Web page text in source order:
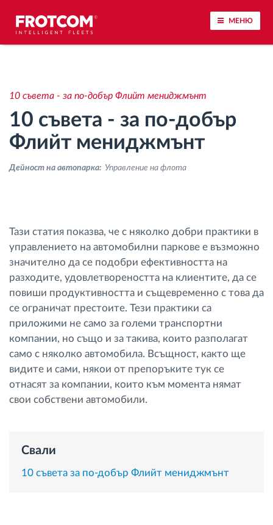
МЕНЮ
Анализ на стила на шофиране
Наблюдение на времената за шофиране
Контрол на достъпа
Планиране на маршрути и мониторинг
Автоматична идентификация на шофьора
Разберете за всички функционалности
Как отговаряме на нуждите на всяка
флота
10 съвета - за по-добър Флийт мениджмънт
10 съвета - за по-добър
Флийт мениджмънт
Дейност на автопарка: Управление на флота
Тази статия показва, че с няколко добри практики в
управлението на автомобилни паркове е възможно
значително да се подобри ефективността на
разходите, удовлетвореността на клиентите, да се
повиши продуктивността и същевременно с това да
се ограничат престоите. Тези практики са
приложими не само за големи транспортни
компании, но също и за такива, които разполагат
само с няколко автомобила. Всъщност, както ще
видите и сами, някои от препоръките тук се
отнасят за компании, които към момента нямат
свои собствени автомобили.
Свали
10 съвета за по-добър Флийт мениджмънт